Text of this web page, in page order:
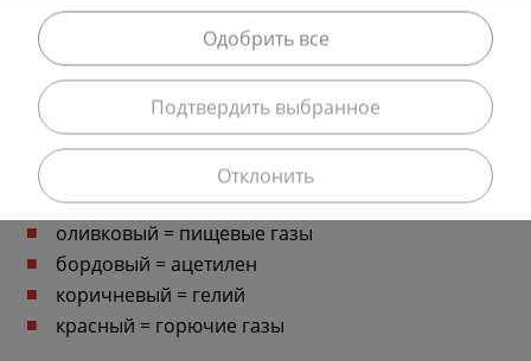
часть) и плеча баллона (верхняя, сферическая
часть).
Цвет корпуса баллона отвечает за применение:
белый = медицина
серый или черный — технические газы
синий = кислород (технический)
оливковый = пищевые газы
бордовый = ацетилен
коричневый = гелий
красный = горючие газы
Отклонить
Подтвердить выбранное
Одобрить все